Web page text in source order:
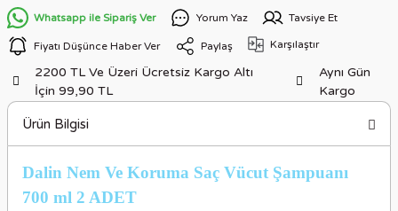
Whatsapp ile Sipariş Ver Yorum Yaz Tavsiye Et
Fiyatı Düşünce Haber Ver Paylaş Karşılaştır
2200 TL Ve Üzeri Ücretsiz Kargo Altı
İçin 99,90 TL
Aynı Gün
Kargo
Ürün Bilgisi
Dalin Nem Ve Koruma Saç Vücut Şampuanı
700 ml 2 ADET